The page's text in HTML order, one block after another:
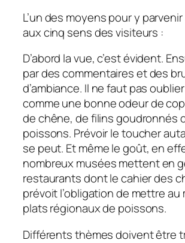
L’un des moyens pour y parvenir
aux cinq sens des visiteurs :
D’abord la vue, c’est évident.
par des commentaires et des
d’ambiance. Il ne faut pas
comme une bonne odeur de
de chêne, de filins goudronnés
poissons. Prévoir le toucher
se peut. Et même le goût, en
nombreux musées mettent en
restaurants dont le cahier des
prévoit l’obligation de mettre au
plats régionaux de poissons.
Différents thèmes doivent être